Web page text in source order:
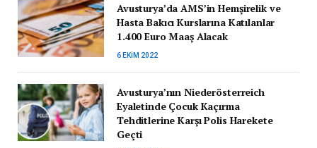
Avusturya’da AMS’in Hemşirelik ve
Hasta Bakıcı Kurslarına Katılanlar
1.400 Euro Maaş Alacak
6 EKIM 2022
Avusturya’nın Niederösterreich
Eyaletinde Çocuk Kaçırma
Tehditlerine Karşı Polis Harekete
Geçti